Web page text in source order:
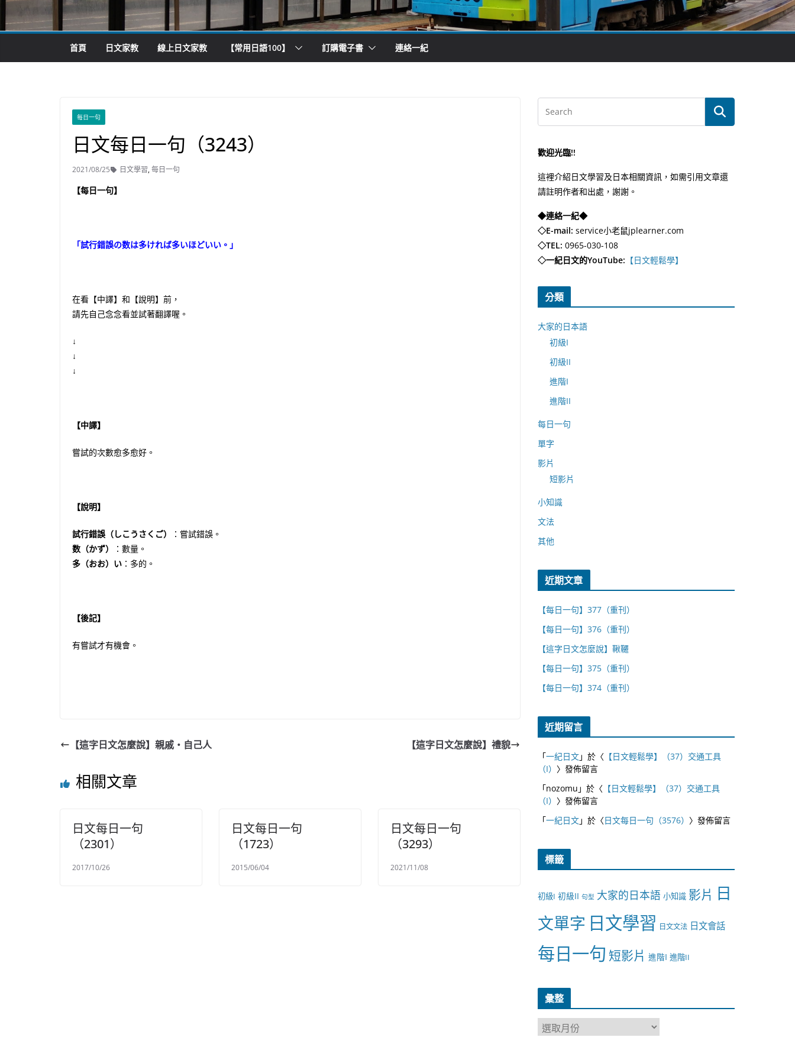
首頁 日文家教 線上日文家教 【常用日語100】 訂購電子書 連絡一紀
每日一句
日文每日一句（3243）
2021/08/25 日文學習,每日一句
【每日一句】
「試行錯誤の数は多ければ多いほどいい。」
在看【中譯】和【說明】前，
請先自己念念看並試著翻譯喔。
↓
↓
↓
【中譯】
嘗試的次數愈多愈好。
【說明】
試行錯誤（しこうさくご）
：嘗試錯誤。
数（かず）
：數量。
多（おお）い ：多的。
【後記】
有嘗試才有機會。
【這字日文怎麼說】親戚‧自己人 【這字日文怎麼說】禮貌
相關文章
日文每日一句
（2301）
2017/10/26
日文每日一句
（1723）
2015/06/04
日文每日一句
（3293）
2021/11/08
歡迎光臨!!
這裡介紹日文學習及日本相關資訊，如需引用文章還
請註明作者和出處，謝謝。
◆連絡一紀◆
◇E-mail: service小老鼠jplearner.com
◇TEL: 0965-030-108
◇一紀日文的YouTube: 【日文輕鬆學】
分類
大家的日本語
初級I
初級II
進階I
進階II
每日一句
單字
影片
短影片
小知識
文法
其他
近期文章
【每日一句】377（重刊）
【每日一句】376（重刊）
【這字日文怎麼說】鞦韆
【每日一句】375（重刊）
【每日一句】374（重刊）
近期留言
「一紀日文」於〈 【日文輕鬆學】（37）交通工具
（I） 〉發佈留言
「nozomu 」於〈 【日文輕鬆學】（37）交通工具
（I） 〉發佈留言
「一紀日文」於〈日文每日一句（3576） 〉發佈留言
標籤
初級I 初級II 句型 大家的日本語 小知識 影片 日
文單字 日文學習 日文文法 日文會話
每日一句 短影片 進階I 進階II
彙整
彙
整